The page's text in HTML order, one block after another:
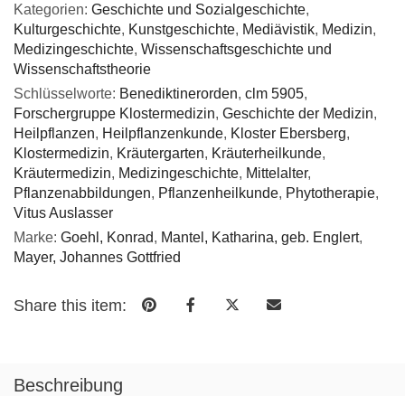
und
Anwendung
Menge
Kategorien: Geschichte und Sozialgeschichte,
Kulturgeschichte, Kunstgeschichte, Mediävistik, Medizin,
Medizingeschichte, Wissenschaftsgeschichte und
Wissenschaftstheorie
Schlüsselworte: Benediktinerorden, clm 5905,
Forschergruppe Klostermedizin, Geschichte der Medizin,
Heilpflanzen, Heilpflanzenkunde, Kloster Ebersberg,
Klostermedizin, Kräutergarten, Kräuterheilkunde,
Kräutermedizin, Medizingeschichte, Mittelalter,
Pflanzenabbildungen, Pflanzenheilkunde, Phytotherapie,
Vitus Auslasser
Marke: Goehl, Konrad, Mantel, Katharina, geb. Englert,
Mayer, Johannes Gottfried
Share this item:
Beschreibung